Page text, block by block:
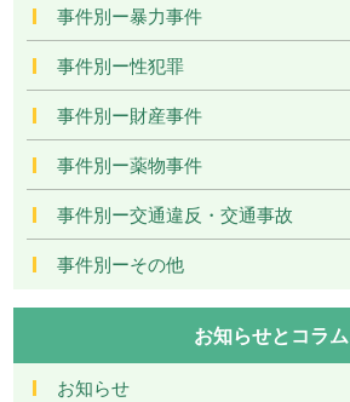
事件別ー暴力事件
事件別ー性犯罪
事件別ー財産事件
事件別ー薬物事件
事件別ー交通違反・交通事故
事件別ーその他
お知らせとコラム
お知らせ